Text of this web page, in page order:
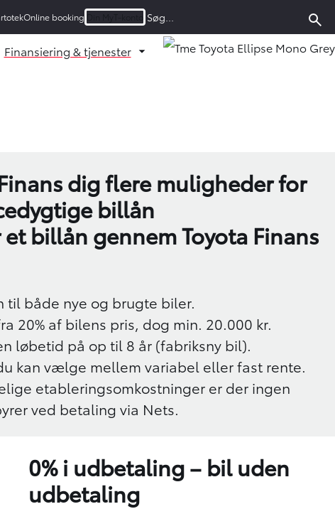
Online booking
ud
undermenu ud
Finansiering & tjenester
Fold undermenu ud
dig flere muligheder for
billån
billån gennem Toyota Finans
til både nye og brugte biler.
20% af bilens pris, dog min. 20.000 kr.
løbetid på op til 8 år (fabriksny bil).
kan vælge mellem variabel eller fast rente.
etableringsomkostninger er der ingen
ved betaling via Nets.
0% i udbetaling – bil uden
udbetaling